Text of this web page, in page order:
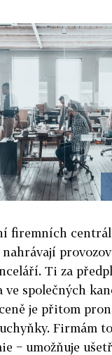
firemních centrál
nahrávají
Ti za
společných
je přitom
Firmám
− umožňuje